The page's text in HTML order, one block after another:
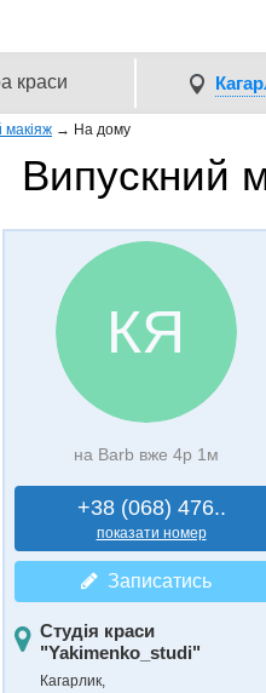
краси
макіяж → На дому
Випускний
КЯ
на Barb вже 4р 1м
+38 (068) 476..
показати номер
Записатись
Студія краси
"Yakimenko_studi"
Кагарлик,